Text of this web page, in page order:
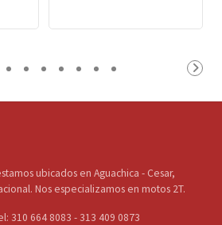
ubicados en Aguachica - Cesar,
Nos especializamos en motos 2T.
310 664 8083 - 313 409 0873